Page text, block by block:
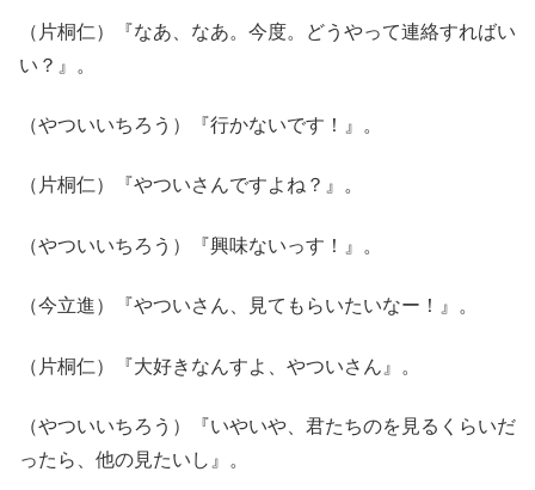
（片桐仁）『なあ、なあ。今度。どうやって連絡すればい
い？』。
（やついいちろう）『行かないです！』。
（片桐仁）『やついさんですよね？』。
（やついいちろう）『興味ないっす！』。
（今立進）『やついさん、見てもらいたいなー！』。
（片桐仁）『大好きなんすよ、やついさん』。
（やついいちろう）『いやいや、君たちのを見るくらいだ
ったら、他の見たいし』。